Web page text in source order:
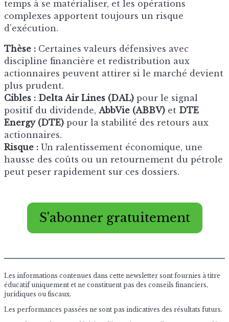
temps à se matérialiser, et les opérations
complexes apportent toujours un risque
d’exécution.
Thèse : Certaines valeurs défensives avec
discipline financière et redistribution aux
actionnaires peuvent attirer si le marché devient
plus prudent.
Cibles : Delta Air Lines (DAL) pour le signal
positif du dividende, AbbVie (ABBV) et DTE
Energy (DTE) pour la stabilité des retours aux
actionnaires.
Risque : Un ralentissement économique, une
hausse des coûts ou un retournement du pétrole
peut peser rapidement sur ces dossiers.
S'abonner gratuitement
Les informations contenues dans cette newsletter sont fournies à titre
éducatif uniquement et ne constituent pas des conseils financiers,
juridiques ou fiscaux.
Les performances passées ne sont pas indicatives des résultats futurs.